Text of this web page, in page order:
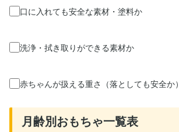
口に入れても安全な素材・塗料か
洗浄・拭き取りができる素材か
赤ちゃんが扱える重さ（落としても安全か）
月齢別おもちゃ一覧表